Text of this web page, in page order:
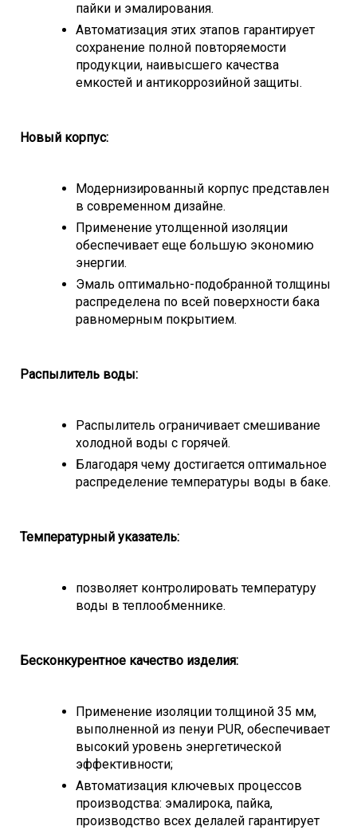
пайки и эмалирования.
Автоматизация этих этапов гарантирует
сохранение полной повторяемости
продукции, наивысшего качества
емкостей и антикоррозийной защиты.
Новый корпус:
Модернизированный корпус представлен
в современном дизайне.
Применение утолщенной изоляции
обеспечивает еще большую экономию
энергии.
Эмаль оптимально-подобранной толщины
распределена по всей поверхности бака
равномерным покрытием.
Распылитель воды:
Распылитель ограничивает смешивание
холодной воды с горячей.
Благодаря чему достигается оптимальное
распределение температуры воды в баке.
Температурный указатель:
позволяет контролировать температуру
воды в теплообменнике.
Беcконкурентное качество изделия:
Применение изоляции толщиной 35 мм,
выполненной из пенуи PUR, обеспечивает
высокий уровень энергетической
эффективности;
Автоматизация ключевых процессов
производства: эмалирока, пайка,
производство всех делалей гарантирует